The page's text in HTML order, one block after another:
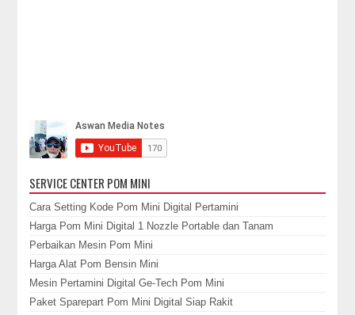
SERVICE CENTER POM MINI
Cara Setting Kode Pom Mini Digital Pertamini
Harga Pom Mini Digital 1 Nozzle Portable dan Tanam
Perbaikan Mesin Pom Mini
Harga Alat Pom Bensin Mini
Mesin Pertamini Digital Ge-Tech Pom Mini
Paket Sparepart Pom Mini Digital Siap Rakit